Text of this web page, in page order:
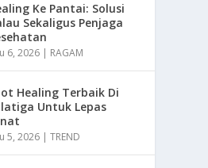
Ke Pantai: Solusi
Sekaligus Penjaga
6, 2026 | RAGAM
Healing Terbaik Di
Untuk Lepas
5, 2026 |TREND